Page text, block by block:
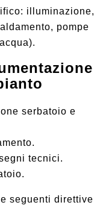
illuminazione,
pompe
serbatoio e
tecnici.
seguenti direttive